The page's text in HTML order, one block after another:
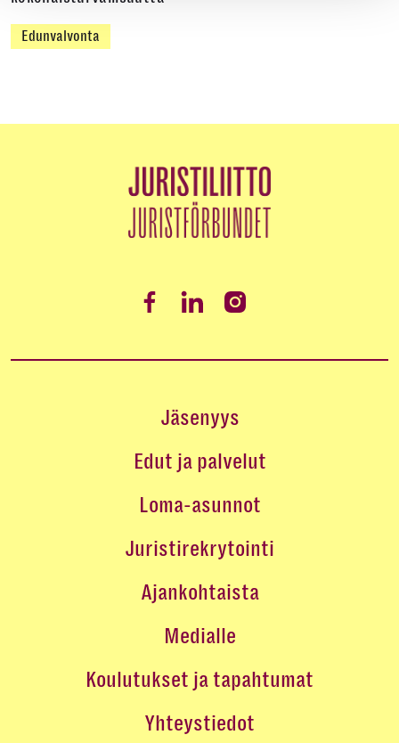
Edunvalvonta
Jäsenyys
Edut ja palvelut
Loma-asunnot
Juristirekrytointi
Ajankohtaista
Medialle
Koulutukset ja tapahtumat
Yhteystiedot